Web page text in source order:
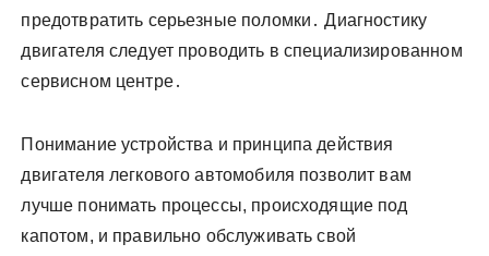
предотвратить серьезные поломки․ Диагностику
двигателя следует проводить в специализированном
сервисном центре․
Понимание устройства и принципа действия
двигателя легкового автомобиля позволит вам
лучше понимать процессы, происходящие под
капотом, и правильно обслуживать свой